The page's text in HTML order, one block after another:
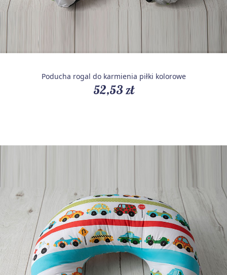
Poducha rogal do karmienia piłki kolorowe
52,53 zł